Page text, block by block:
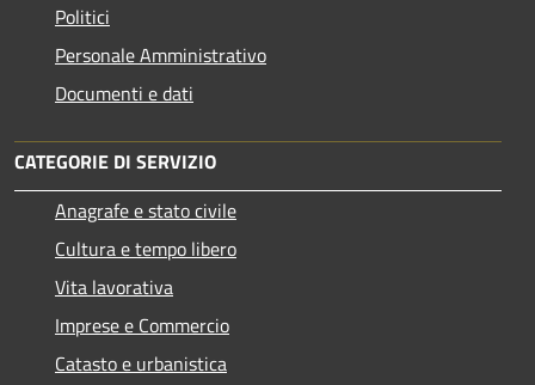
Politici
Personale Amministrativo
Documenti e dati
CATEGORIE DI SERVIZIO
Anagrafe e stato civile
Cultura e tempo libero
Vita lavorativa
Imprese e Commercio
Catasto e urbanistica